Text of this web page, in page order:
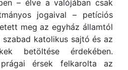
– élve a valójában csak
jogaival – petíciós
meg az egyház államtól
katolikus sajtó és az
betöltése érdekében.
érsek felkarolta az